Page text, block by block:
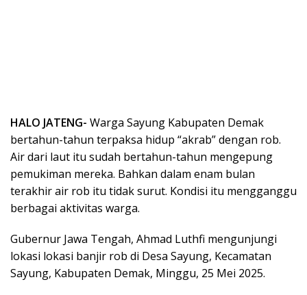
HALO JATENG- Warga Sayung Kabupaten Demak
bertahun-tahun terpaksa hidup “akrab” dengan rob.
Air dari laut itu sudah bertahun-tahun mengepung
pemukiman mereka. Bahkan dalam enam bulan
terakhir air rob itu tidak surut. Kondisi itu mengganggu
berbagai aktivitas warga.
Gubernur Jawa Tengah, Ahmad Luthfi mengunjungi
lokasi lokasi banjir rob di Desa Sayung, Kecamatan
Sayung, Kabupaten Demak, Minggu, 25 Mei 2025.